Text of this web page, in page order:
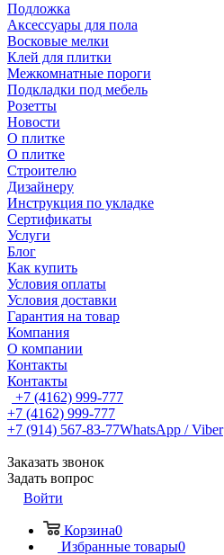
Подложка
Аксессуары для пола
Восковые мелки
Клей для плитки
Межкомнатные пороги
Подкладки под мебель
Розетты
Новости
О плитке
О плитке
Строителю
Дизайнеру
Инструкция по укладке
Сертификаты
Услуги
Блог
Как купить
Условия оплаты
Условия доставки
Гарантия на товар
Компания
О компании
Контакты
Контакты
+7 (4162) 999-777
+7 (4162) 999-777
+7 (914) 567-83-77WhatsApp / Viber
Заказать звонок
Задать вопрос
Войти
Корзина0
Избранные товары0